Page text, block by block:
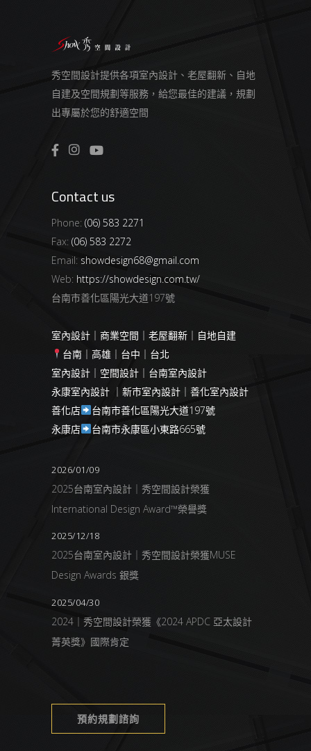
秀空間設計提供各項室內設計、老屋翻新、自地
自建及空間規劃等服務，給您最佳的建議，規劃
出專屬於您的舒適空間
Contact us
Phone: (06) 583 2271
Fax: (06) 583 2272
Email: showdesign68@gmail.com
Web: https://showdesign.com.tw/
台南市善化區陽光大道197號
室內設計｜商業空間｜老屋翻新｜自地自建
台南｜高雄｜台中｜台北
室內設計｜空間設計｜台南室內設計
永康室內設計 ｜新市室內設計｜善化室內設計
善化店
台南市善化區陽光大道197號
永康店
台南市永康區小東路665號
2026/01/09
2025台南室內設計｜秀空間設計榮獲
International Design Award™榮譽獎
2025/12/18
2025台南室內設計｜秀空間設計榮獲MUSE
Design Awards 銀獎
2025/04/30
2024｜秀空間設計榮獲《2024 APDC 亞太設計
菁英獎》國際肯定
預約規劃諮詢